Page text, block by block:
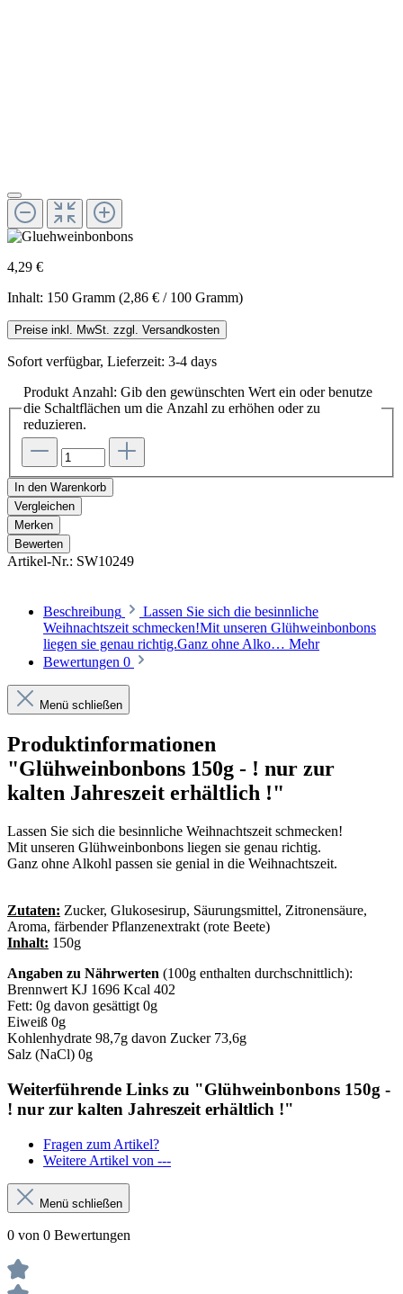
4,29 €
Inhalt: 150 Gramm (2,86 € / 100 Gramm)
Preise inkl. MwSt. zzgl. Versandkosten
Sofort verfügbar, Lieferzeit: 3-4 days
Produkt Anzahl: Gib den gewünschten Wert ein oder benutze
die Schaltflächen um die Anzahl zu erhöhen oder zu
reduzieren.
In den Warenkorb
Vergleichen
Merken
Bewerten
Artikel-Nr.: SW10249
Beschreibung
Lassen Sie sich die besinnliche
Weihnachtszeit schmecken!Mit unseren Glühweinbonbons
liegen sie genau richtig.Ganz ohne Alko… Mehr
Bewertungen 0
Menü schließen
Produktinformationen
"Glühweinbonbons 150g - ! nur zur
kalten Jahreszeit erhältlich !"
Lassen Sie sich die besinnliche Weihnachtszeit schmecken!
Mit unseren Glühweinbonbons liegen sie genau richtig.
Ganz ohne Alkohl passen sie genial in die Weihnachtszeit.
Zutaten: Zucker, Glukosesirup, Säurungsmittel, Zitronensäure,
Aroma, färbender Pflanzenextrakt (rote Beete)
Inhalt: 150g
Angaben zu Nährwerten (100g enthalten durchschnittlich):
Brennwert KJ 1696 Kcal 402
Fett: 0g davon gesättigt 0g
Eiweiß 0g
Kohlenhydrate 98,7g davon Zucker 73,6g
Salz (NaCl) 0g
Weiterführende Links zu "Glühweinbonbons 150g -
! nur zur kalten Jahreszeit erhältlich !"
Fragen zum Artikel?
Weitere Artikel von ---
Menü schließen
0 von 0 Bewertungen